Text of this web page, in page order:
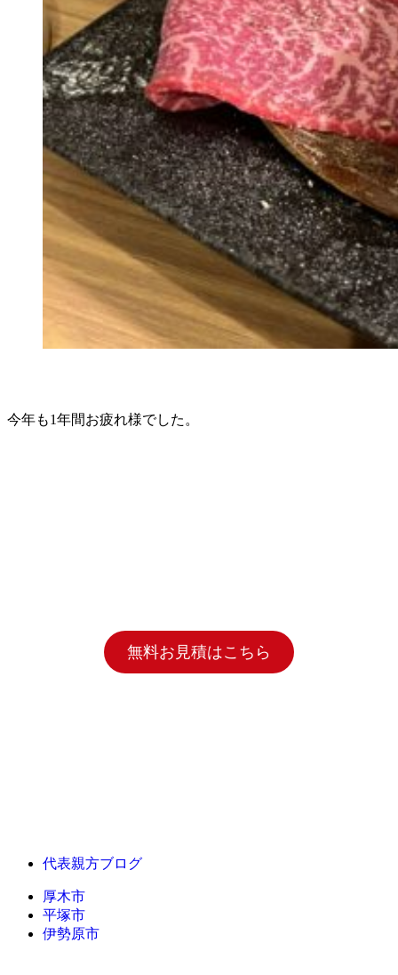
今年も1年間お疲れ様でした。
無料お見積はこちら
代表親方ブログ
厚木市
平塚市
伊勢原市